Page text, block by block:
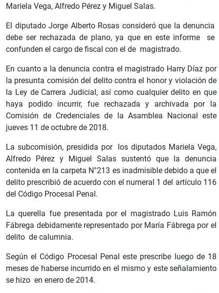
Mariela Vega, Alfredo Pérez y Miguel Salas.
El diputado Jorge Alberto Rosas consideró que la denuncia
debe ser rechazada de plano, ya que en este informe se
confunden el cargo de fiscal con el de magistrado.
En cuanto a la denuncia contra el magistrado Harry Díaz por
la presunta comisión del delito contra el honor y violación de
la Ley de Carrera Judicial, así como cualquier delito en que
haya podido incurrir, fue rechazada y archivada por la
Comisión de Credenciales de la Asamblea Nacional este
jueves 11 de octubre de 2018.
La subcomisión, presidida por los diputados Mariela Vega,
Alfredo Pérez y Miguel Salas sustentó que la denuncia
contenida en la carpeta N°213 es inadmisible debido a que el
delito prescribió de acuerdo con el numeral 1 del artículo 116
del Código Procesal Penal.
La querella fue presentada por el magistrado Luis Ramón
Fábrega debidamente representado por María Fábrega por el
delito de calumnia.
Según el Código Procesal Penal este prescribe luego de 18
meses de haberse incurrido en el mismo y este señalamiento
se hizo en enero de 2014.